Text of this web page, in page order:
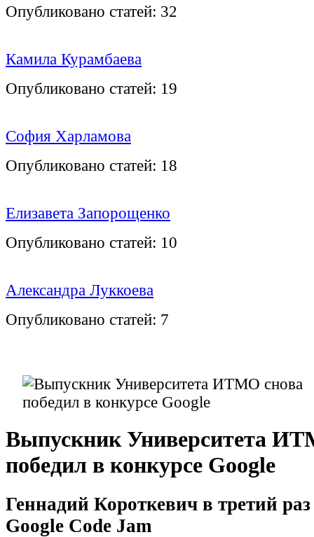
Опубликовано статей: 32
Камила Курамбаева
Опубликовано статей: 19
София Харламова
Опубликовано статей: 18
Елизавета Запорощенко
Опубликовано статей: 10
Александра Луккоева
Опубликовано статей: 7
Выпускник Университета
победил в конкурсе Google
Геннадий Короткевич в третий
Google Code Jam